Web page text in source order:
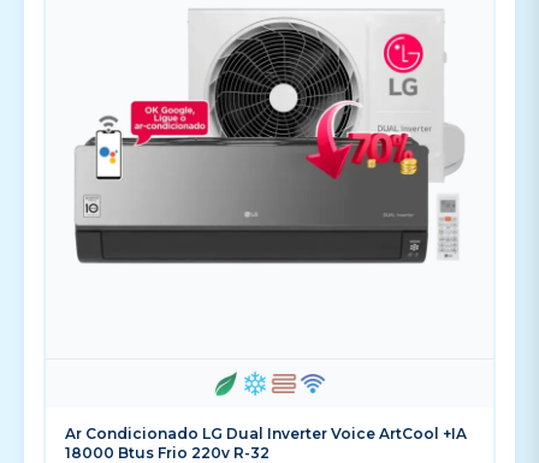
Ar Condicionado LG Dual Inverter Voice ArtCool +IA
18000 Btus Frio 220v R-32